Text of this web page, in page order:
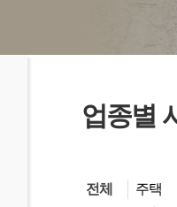
업종별
전체
주택